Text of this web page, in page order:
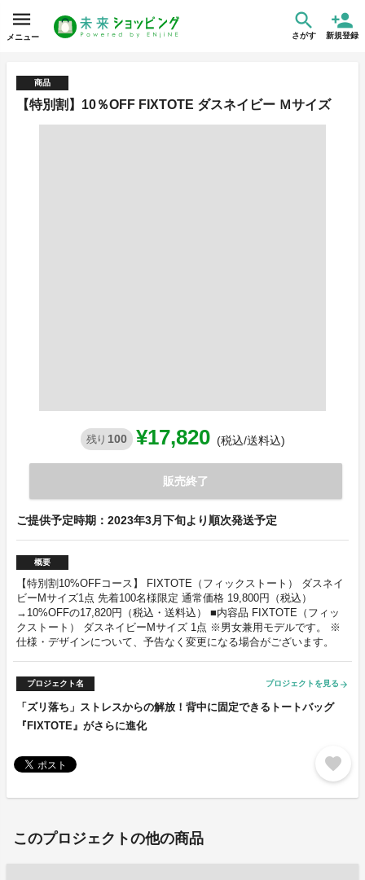
メニュー さがす 新規登録
商品
【特別割】10％OFF FIXTOTE ダスネイビー Ｍサイズ
残り 100 ¥17,820 (税込/送料込)
販売終了
ご提供予定時期：2023年3月下旬より順次発送予定
概要
【特別割10%OFFコース】 FIXTOTE（フィックストート） ダスネイ
ビーMサイズ1点 先着100名様限定 通常価格 19,800円（税込）
→10%OFFの17,820円（税込・送料込） ■内容品 FIXTOTE（フィッ
クストート） ダスネイビーMサイズ 1点 ※男女兼用モデルです。 ※
仕様・デザインについて、予告なく変更になる場合がございます。
プロジェクト名 プロジェクトを見る arrow_forward
「ズリ落ち」ストレスからの解放！背中に固定できるトートバッグ
『FIXTOTE』がさらに進化
favorite
このプロジェクトの他の商品